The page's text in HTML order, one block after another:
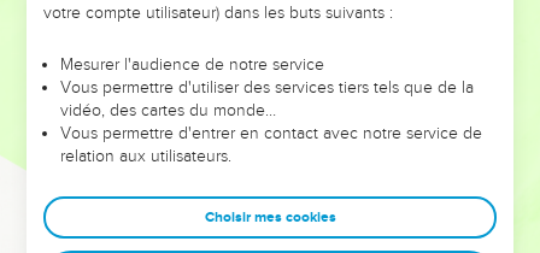
leur foi ou leur vision. Mais on voit moins les doutes, les erreurs
et les saisons difficiles qu'ils ont traversés, alors même que ce
sont elles qui les ont façonnés.
Dans cette conférence, leaders, entrepreneurs, et responsables
clés pour avancer avec plus de sagesse afin que leurs erreurs
deviennent vos tremplins. Que vous guidiez un ministère, une
votre compte utilisateur) dans les buts suivants :
Mesurer l'audience de notre service
Vous permettre d'utiliser des services tiers tels que de la
vidéo, des cartes du monde…
Vous permettre d'entrer en contact avec notre service de
relation aux utilisateurs.
Choisir mes cookies